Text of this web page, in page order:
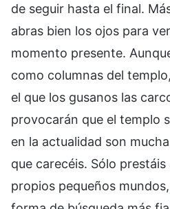
de seguir hasta el final.
abras bien los ojos para
momento presente.
como columnas del
el que los gusanos las
provocarán que el templo
en la actualidad son
que carecéis. Sólo
propios pequeños